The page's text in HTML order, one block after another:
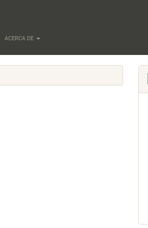
ACERCA DE